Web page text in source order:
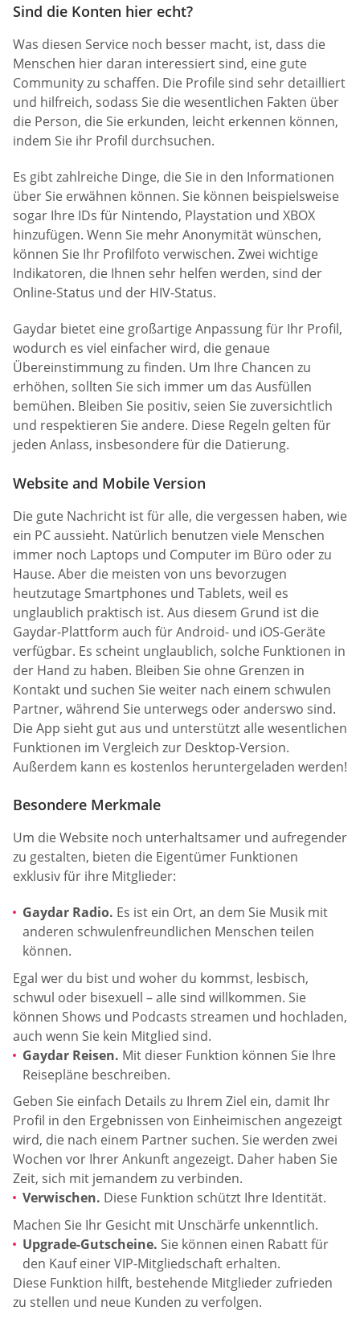
Sind die Konten hier echt?
Was diesen Service noch besser macht, ist, dass die
Menschen hier daran interessiert sind, eine gute
Community zu schaffen. Die Profile sind sehr detailliert
und hilfreich, sodass Sie die wesentlichen Fakten über
die Person, die Sie erkunden, leicht erkennen können,
indem Sie ihr Profil durchsuchen.
Es gibt zahlreiche Dinge, die Sie in den Informationen
über Sie erwähnen können. Sie können beispielsweise
sogar Ihre IDs für Nintendo, Playstation und XBOX
hinzufügen. Wenn Sie mehr Anonymität wünschen,
können Sie Ihr Profilfoto verwischen. Zwei wichtige
Indikatoren, die Ihnen sehr helfen werden, sind der
Online-Status und der HIV-Status.
Gaydar bietet eine großartige Anpassung für Ihr Profil,
wodurch es viel einfacher wird, die genaue
Übereinstimmung zu finden. Um Ihre Chancen zu
erhöhen, sollten Sie sich immer um das Ausfüllen
bemühen. Bleiben Sie positiv, seien Sie zuversichtlich
und respektieren Sie andere. Diese Regeln gelten für
jeden Anlass, insbesondere für die Datierung.
Website and Mobile Version
Die gute Nachricht ist für alle, die vergessen haben, wie
ein PC aussieht. Natürlich benutzen viele Menschen
immer noch Laptops und Computer im Büro oder zu
Hause. Aber die meisten von uns bevorzugen
heutzutage Smartphones und Tablets, weil es
unglaublich praktisch ist. Aus diesem Grund ist die
Gaydar-Plattform auch für Android- und iOS-Geräte
verfügbar. Es scheint unglaublich, solche Funktionen in
der Hand zu haben. Bleiben Sie ohne Grenzen in
Kontakt und suchen Sie weiter nach einem schwulen
Partner, während Sie unterwegs oder anderswo sind.
Die App sieht gut aus und unterstützt alle wesentlichen
Funktionen im Vergleich zur Desktop-Version.
Außerdem kann es kostenlos heruntergeladen werden!
Besondere Merkmale
Um die Website noch unterhaltsamer und aufregender
zu gestalten, bieten die Eigentümer Funktionen
exklusiv für ihre Mitglieder:
Gaydar Radio. Es ist ein Ort, an dem Sie Musik mit
anderen schwulenfreundlichen Menschen teilen
können.
Egal wer du bist und woher du kommst, lesbisch,
schwul oder bisexuell – alle sind willkommen. Sie
können Shows und Podcasts streamen und hochladen,
auch wenn Sie kein Mitglied sind.
Gaydar Reisen. Mit dieser Funktion können Sie Ihre
Reisepläne beschreiben.
Geben Sie einfach Details zu Ihrem Ziel ein, damit Ihr
Profil in den Ergebnissen von Einheimischen angezeigt
wird, die nach einem Partner suchen. Sie werden zwei
Wochen vor Ihrer Ankunft angezeigt. Daher haben Sie
Zeit, sich mit jemandem zu verbinden.
Verwischen. Diese Funktion schützt Ihre Identität.
Machen Sie Ihr Gesicht mit Unschärfe unkenntlich.
Upgrade-Gutscheine. Sie können einen Rabatt für
den Kauf einer VIP-Mitgliedschaft erhalten.
Diese Funktion hilft, bestehende Mitglieder zufrieden
zu stellen und neue Kunden zu verfolgen.